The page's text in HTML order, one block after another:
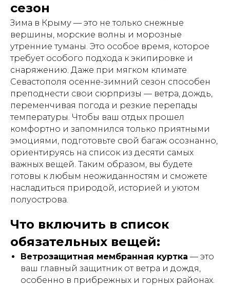
сезон
Зима в Крыму — это не только снежные
вершины, морские волны и морозные
утренние туманы. Это особое время, которое
требует особого подхода к экипировке и
снаряжению. Даже при мягком климате
Севастополя осенне-зимний сезон способен
преподнести свои сюрпризы — ветра, дождь,
переменчивая погода и резкие перепады
температуры. Чтобы ваш отдых прошел
комфортно и запомнился только приятными
эмоциями, подготовьте свой багаж осознанно,
ориентируясь на список из десяти самых
важных вещей. Таким образом, вы будете
готовы к любым неожиданностям и сможете
насладиться природой, историей и уютом
полуострова.
Что включить в список
обязательных вещей:
Ветрозащитная мембранная куртка — это
ваш главный защитник от ветра и дождя,
особенно в прибрежных и горных районах.